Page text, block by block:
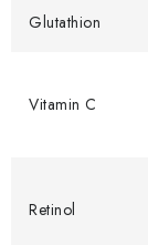
Glutathion
Vitamin C
Retinol